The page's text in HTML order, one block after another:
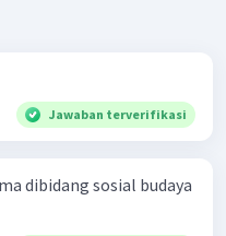
Jawaban terverifikasi
dibidang sosial budaya